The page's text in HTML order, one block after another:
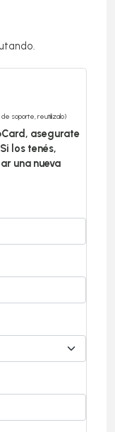
de soporte, reutilizalo)
asegurate
los tenés,
una nueva